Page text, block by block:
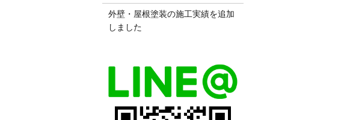
外壁・屋根塗装の施工実績を追加
しました